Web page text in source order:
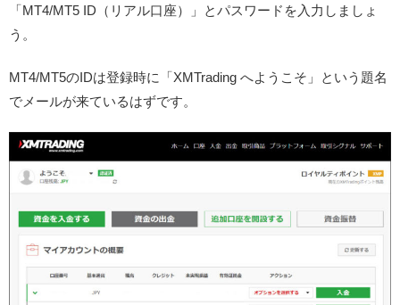
「MT4/MT5 ID（リアル口座）」とパスワードを入力しましょ
う。
MT4/MT5のIDは登録時に「XMTrading へようこそ」という題名
でメールが来ているはずです。